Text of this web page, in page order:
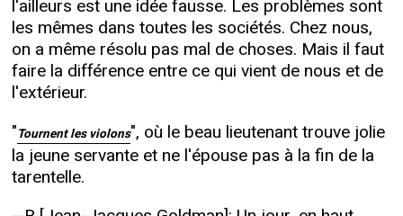
l'ailleurs est une idée fausse. Les problèmes sont
les mêmes dans toutes les sociétés. Chez nous,
on a même résolu pas mal de choses. Mais il faut
faire la différence entre ce qui vient de nous et de
l'extérieur.
"Tournent les violons", où le beau lieutenant trouve jolie
la jeune servante et ne l'épouse pas à la fin de la
tarentelle.